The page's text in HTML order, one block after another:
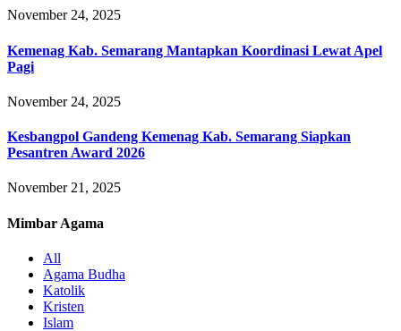
November 24, 2025
Kemenag Kab. Semarang Mantapkan Koordinasi Lewat Apel
Pagi
November 24, 2025
Kesbangpol Gandeng Kemenag Kab. Semarang Siapkan
Pesantren Award 2026
November 21, 2025
Mimbar Agama
All
Agama Budha
Katolik
Kristen
Islam